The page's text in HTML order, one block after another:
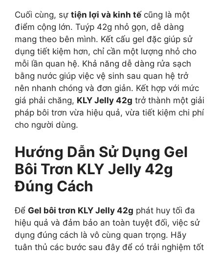
Cuối cùng, sự tiện lợi và kinh tếcũng là một
điểm cộng lớn. Tuýp 42g nhỏ gọn, dễ dàng
mang theo bên mình. Kết cấu gel đặc giúp sử
dụng tiết kiệm hơn, chỉ cần một lượng nhỏ cho
mỗi lần quan hệ. Khả năng dễ dàng rửa sạch
bằng nước giúp việc vệ sinh sau quan hệ trở
nên nhanh chóng và đơn giản. Kết hợp với mức
giá phải chăng, KLY Jelly 42g trở thành một giải
pháp bôi trơn vừa hiệu quả, vừa tiết kiệm chi phí
cho người dùng.
Hướng Dẫn Sử Dụng Gel
Bôi Trơn KLY Jelly 42g
Đúng Cách
Để Gel bôi trơn KLY Jelly 42g phát huy tối đa
hiệu quả và đảm bảo an toàn tuyệt đối, việc sử
dụng đúng cách là vô cùng quan trọng. Hãy
tuân thủ các bước sau đây để có trải nghiệm tốt